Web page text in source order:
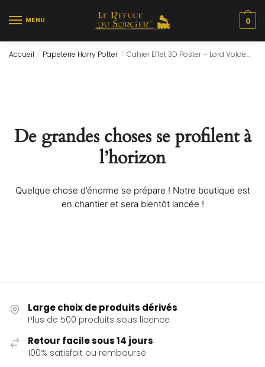
MENU 0
Accueil / Papeterie Harry Potter / Cahier Effet 3D Poster – Lord Voldemort (A5)
De grandes choses se profilent à
l’horizon
Quelque chose d’énorme se prépare ! Notre boutique est
en chantier et sera bientôt lancée !
Large choix de produits dérivés
Plus de 500 produits sous licence
Retour facile sous 14 jours
100% satisfait ou remboursé